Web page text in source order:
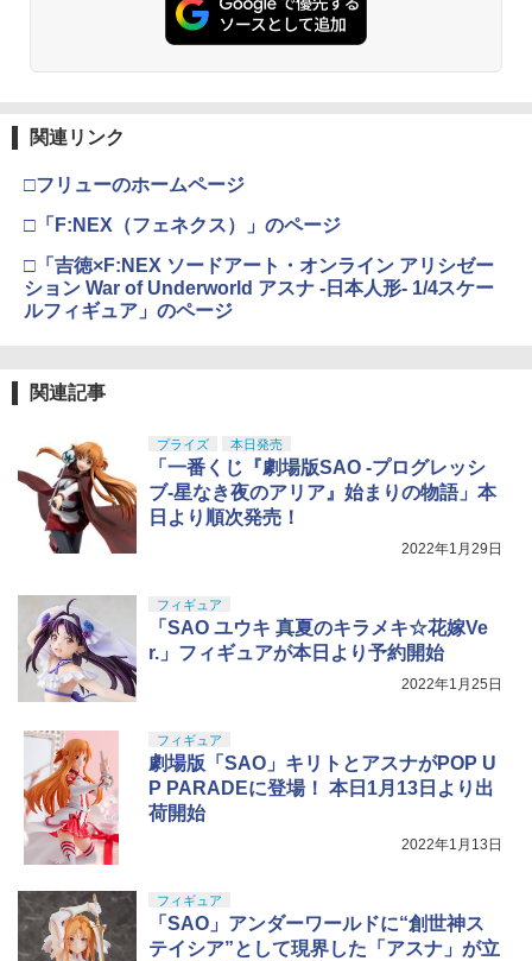
￥1,119
￥594
5
タクティカルバイポッド グリップ レプ
リカ ナイロン製Y字型スタンド、弾性伸
縮脚スタンド、アウトドアタクティカル
伸縮スタンド、弾性サポート装置、20m
5
アーテック ダンボールバスケクラフトキ
ット 55902
￥760
ツ ONE PIECE シャンクス -マリンフォ
ード頂上決戦- 約165mm PVC&ABS&布
4
52TOYS BLINDBOX ディズニー プリン
セス On the Run シリーズ ブラインドボ
ックス フィギュア ガチャガチャ コレク
ション 塗装済み コレクター・誕生日・
新年のギフトに最適 (一個入り)
￥1,650
5
LL 草薙素子 約140mm PVC&ABS製 塗
装済み可動フィギュア
￥9,000
ちゃん 組み立て式プラモデル ノンスケ
ール 全高約160mm
HGAW 機動新世紀ガンダムX ガンダムエ
アマスター 1/144スケール 色分け済みプ
ラモデル
￥3,100
￥4,500
￥3,409
4
￥3,815
5
東京マルイ(TOKYO MARUI) No.16 H&K
USP 10歳以上エアーHOPハンドガン 手
動
モデル用工具 74123
型用接着剤 87003
￥184
5
GSIクレオス Mr.トップコート 水性プレ
関連リンク
□フリューのホームページ
□「F:NEX（フェネクス）」のページ
□「吉徳×F:NEX ソードアート・オンライン アリシゼー
ション War of Underworld アスナ -日本人形- 1/4スケー
ルフィギュア」のページ
関連記事
プライズ 本日発売
「一番くじ『劇場版SAO -プログレッシ
ブ-星なき夜のアリア』始まりの物語」本
日より順次発売！
2022年1月29日
フィギュア
「SAO ユウキ 真夏のキラメキ☆花嫁Ve
r.」フィギュアが本日より予約開始
2022年1月25日
フィギュア
劇場版「SAO」キリトとアスナがPOP U
P PARADEに登場！ 本日1月13日より出
荷開始
2022年1月13日
フィギュア
「SAO」アンダーワールドに“創世神ス
テイシア”として現界した「アスナ」が立